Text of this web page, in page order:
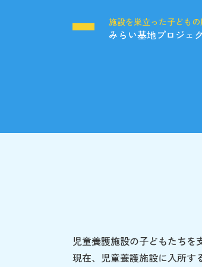
施設を巣立った子ども
みらい基地プロジェ
児童養護施設の子どもたちを
現在、児童養護施設に入所す